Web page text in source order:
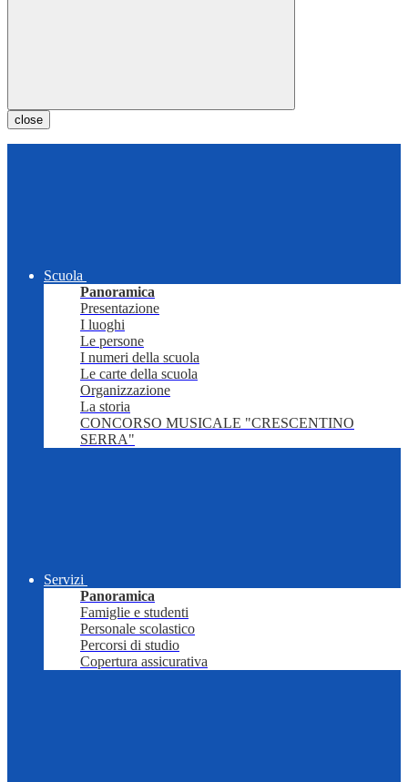
close
Scuola
Panoramica
Presentazione
I luoghi
Le persone
I numeri della scuola
Le carte della scuola
Organizzazione
La storia
CONCORSO MUSICALE "CRESCENTINO
SERRA"
Servizi
Panoramica
Famiglie e studenti
Personale scolastico
Percorsi di studio
Copertura assicurativa